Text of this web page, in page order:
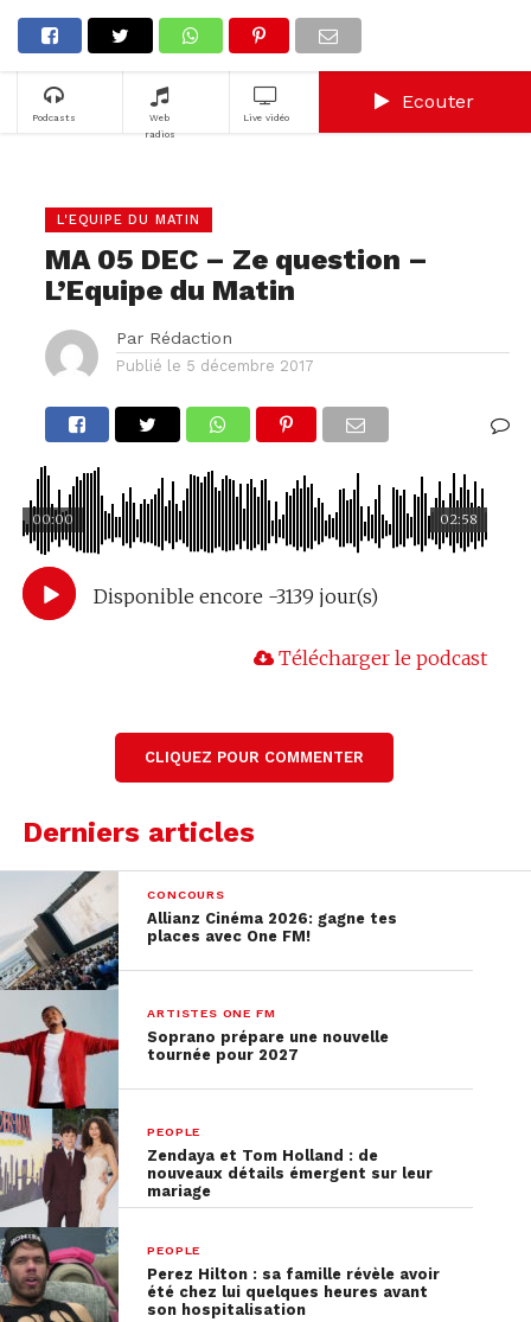
Podcasts
Web
radios
Live vidéo
Ecouter
L'EQUIPE DU MATIN
MA 05 DEC – Ze question –
L’Equipe du Matin
Par Rédaction
Publié le 5 décembre 2017
02:58
00:00
Disponible encore -3139 jour(s)
Télécharger le podcast
CLIQUEZ POUR COMMENTER
Derniers articles
CONCOURS
Allianz Cinéma 2026: gagne tes
places avec One FM!
ARTISTES ONE FM
Soprano prépare une nouvelle
tournée pour 2027
PEOPLE
Zendaya et Tom Holland : de
nouveaux détails émergent sur leur
mariage
PEOPLE
Perez Hilton : sa famille révèle avoir
été chez lui quelques heures avant
son hospitalisation